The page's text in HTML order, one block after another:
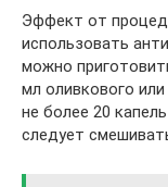
Эффект от
использовать
можно
мл оливкового
не более 20
следует